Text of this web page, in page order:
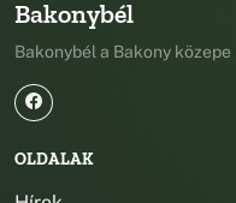
Bakonybél
Bakonybél a Bakony közepe
OLDALAK